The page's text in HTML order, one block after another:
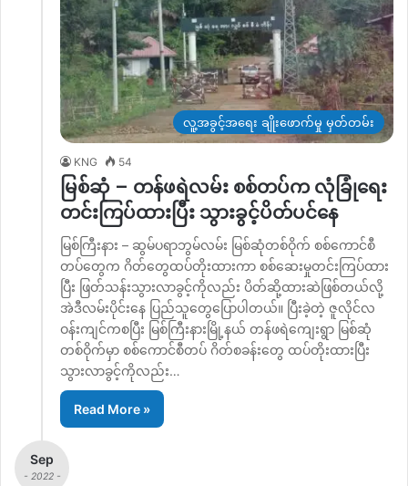
လူ့အခွင့်အရေး ချိုးဖောက်မှု မှတ်တမ်း
KNG 54
မြစ်ဆုံ – တန်ဖရဲလမ်း စစ်တပ်က လုံခြုံရေး
တင်းကြပ်ထားပြီး သွားခွင့်ပိတ်ပင်နေ
မြစ်ကြီးနား – ဆွမ်ပရာဘွမ်လမ်း မြစ်ဆုံတစ်ဝိုက် စစ်ကောင်စီ
တပ်တွေက ဂိတ်တွေထပ်တိုးထားကာ စစ်ဆေးမှုတင်းကြပ်ထား
ပြီး ဖြတ်သန်းသွားလာခွင့်ကိုလည်း ပိတ်ဆို့ထားဆဲဖြစ်တယ်လို့
အဲဒီလမ်းပိုင်းနေ ပြည်သူတွေပြောပါတယ်။ ပြီးခဲ့တဲ့ ဇူလိုင်လ
ဝန်းကျင်ကစပြီး မြစ်ကြီးနားမြို့နယ် တန်ဖရဲကျေးရွာ မြစ်ဆုံ
တစ်ဝိုက်မှာ စစ်ကောင်စီတပ် ဂိတ်စခန်းတွေ ထပ်တိုးထားပြီး
သွားလာခွင့်ကိုလည်း…
Read More »
Sep
- 2022 -